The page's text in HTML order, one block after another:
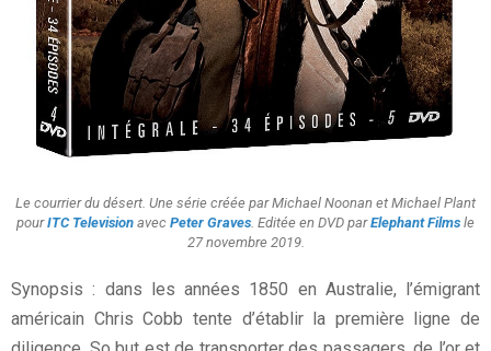
Le courrier du désert. Une série créée par Michael Noonan et Michael Plant
pourITC Television avec Peter Graves. Editée en DVD parElephant Films le
27 novembre 2019.
Synopsis : dans les années 1850 en Australie, l’émigrant
américain Chris Cobb tente d’établir la première ligne de